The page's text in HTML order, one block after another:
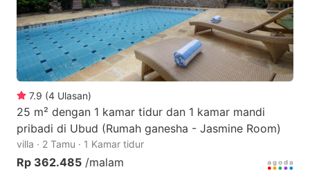
7.9 (4 Ulasan)
25 m² dengan 1 kamar tidur dan 1 kamar mandi
pribadi di Ubud (Rumah ganesha - Jasmine Room)
villa · 2 Tamu · 1 Kamar tidur
Rp 362.485 /malam